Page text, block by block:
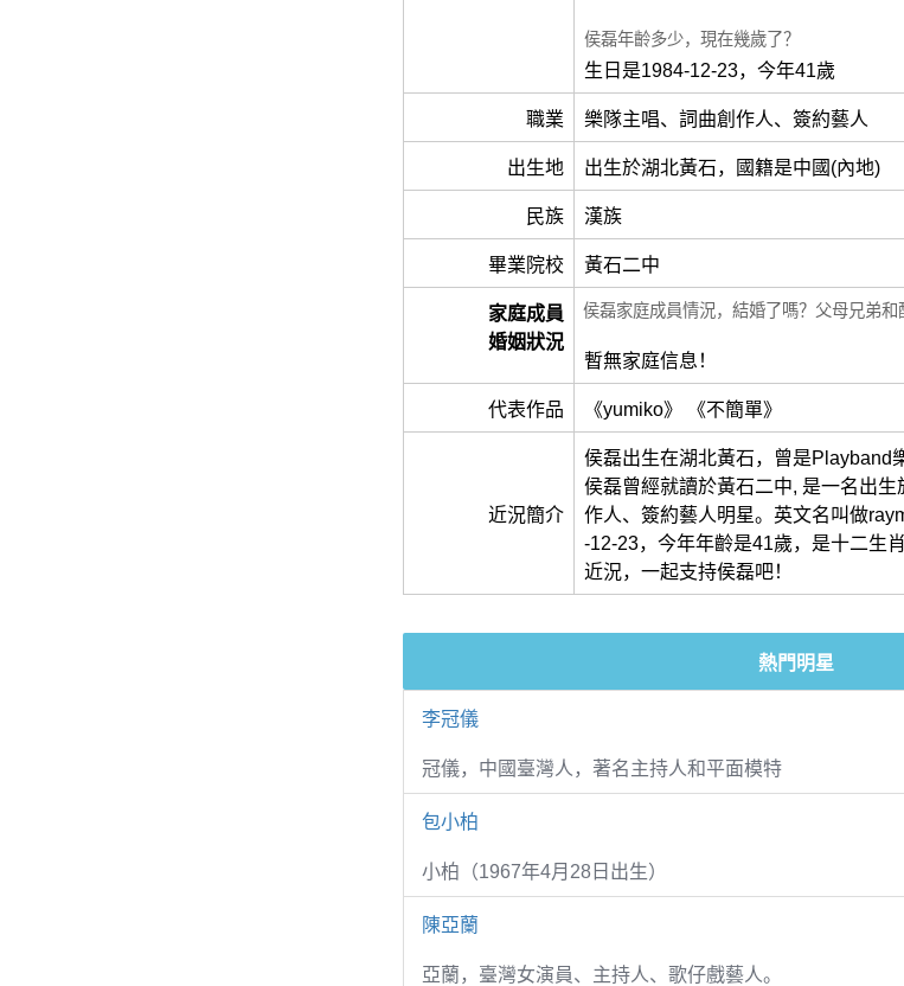
侯磊年齡多少，現在幾歲了？
生日是1984-12-23，今年41歲
職業 樂隊主唱、詞曲創作人、簽約藝人
出生地 出生於湖北黃石，國籍是中國(內地)
民族 漢族
畢業院校 黃石二中
家庭成員
婚姻狀況
侯磊家庭成員情況，結婚了嗎？父母兄弟和
暫無家庭信息！
代表作品 《yumiko》 《不簡單》
近況簡介
侯磊出生在湖北黃石，曾是Playband
侯磊曾經就讀於黃石二中, 是一名出
作人、簽約藝人明星。英文名叫做
-12-23，今年年齡是41歲，是十二生
近況，一起支持侯磊吧！
熱門明星
李冠儀
冠儀，中國臺灣人，著名主持人和平面模特
包小柏
小柏（1967年4月28日出生）
陳亞蘭
亞蘭，臺灣女演員、主持人、歌仔戲藝人。